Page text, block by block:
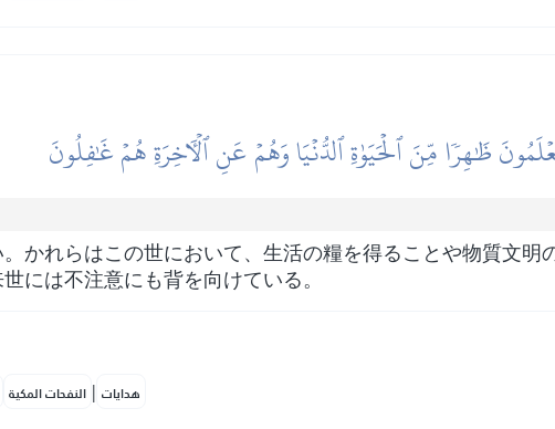
ظَٰهِرٗا مِّنَ ٱلۡحَيَوٰةِ ٱلدُّنۡيَا وَهُمۡ عَنِ ٱلۡأٓخِرَةِ هُمۡ غَٰفِلُونَ
かれらはこの世において、生活の糧を得ることや物質文明
には不注意にも背を向けている。
النفحات المكية | هدايات